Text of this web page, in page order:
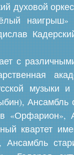
духовой
с
музыки
Ансамбль
«Орфарион»,
квартет
Ансамбль